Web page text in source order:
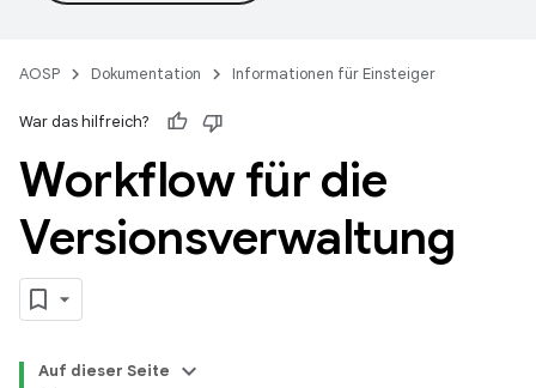
AOSP Dokumentation Informationen für Einsteiger
War das hilfreich?
Workflow für die
Versionsverwaltung
Auf dieser Seite